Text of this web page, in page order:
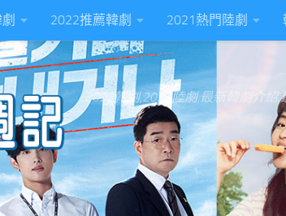
2022推薦韓劇 2021熱門陸劇
2022韓劇,2022陸劇,最新韓劇介紹